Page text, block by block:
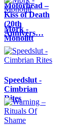
Motörhead –
Kiss of Death
(20th
Annivers…
Mork -
Monolitt
Speedslut -
Cimbrian
Rites